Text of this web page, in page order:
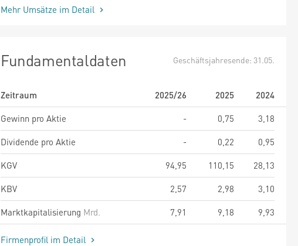
Mehr Umsätze im Detail
Fundamentaldaten Geschäftsjahresende: 31.05.
Zeitraum 2025/26 2025
2024
Gewinn pro Aktie
- 0,75
3,18
Dividende pro Aktie
- 0,22
0,95
KGV
94,95 110,15
28,13
KBV
2,57 2,98
3,10
Marktkapitalisierung Mrd. 7,91 9,18 9,93
Firmenprofil im Detail